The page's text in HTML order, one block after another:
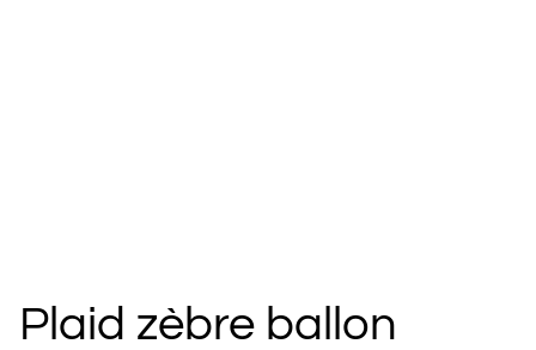
Plaid zèbre ballon